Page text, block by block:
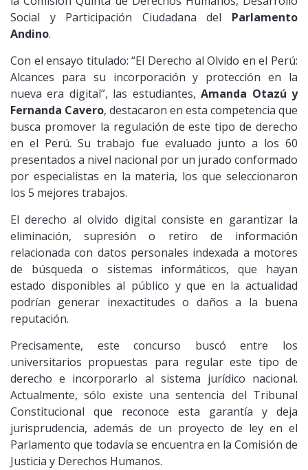
Social y Participación Ciudadana del Parlamento
Andino.
Con el ensayo titulado: “El Derecho al Olvido en el Perú:
Alcances para su incorporación y protección en la
nueva era digital”, las estudiantes,Amanda Otazú y
Fernanda Cavero, destacaron en esta competencia que
busca promover la regulación de este tipo de derecho
en el Perú. Su trabajo fue evaluado junto a los 60
presentados a nivel nacional por un jurado conformado
por especialistas en la materia, los que seleccionaron
los 5 mejores trabajos.
El derecho al olvido digital consiste en garantizar la
eliminación, supresión o retiro de información
relacionada con datos personales indexada a motores
de búsqueda o sistemas informáticos, que hayan
estado disponibles al público y que en la actualidad
podrían generar inexactitudes o daños a la buena
reputación.
Precisamente, este concurso buscó entre los
universitarios propuestas para regular este tipo de
derecho e incorporarlo al sistema jurídico nacional.
Actualmente, sólo existe una sentencia del Tribunal
Constitucional que reconoce esta garantía y deja
jurisprudencia, además de un proyecto de ley en el
Parlamento que todavía se encuentra en la Comisión de
Justicia y Derechos Humanos.